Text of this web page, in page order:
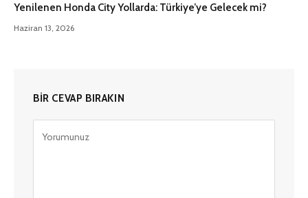
Yenilenen Honda City Yollarda: Türkiye’ye Gelecek mi?
Haziran 13, 2026
BIR CEVAP BIRAKIN